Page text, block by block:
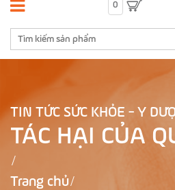
0
TIN TỨC SỨC KHỎE - Y
TÁC HẠI CỦA
Trang chủ